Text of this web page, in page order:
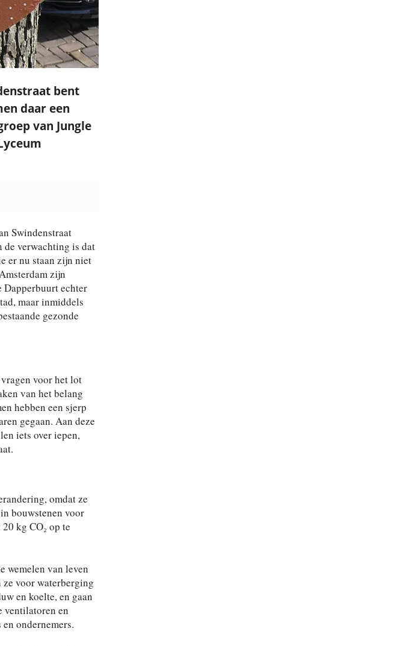
bent
daar een
van Jungle
Swindenstraat
de verwachting is dat
er nu staan zijn niet
zijn
Dapperbuurt echter
maar inmiddels
gezonde
voor het lot
van het belang
hebben een sjerp
gegaan. Aan deze
iets over iepen,
omdat ze
bouwstenen voor
kg CO₂ op te
wemelen van leven
ze voor waterberging
en koelte, en gaan
ventilatoren en
ondernemers.